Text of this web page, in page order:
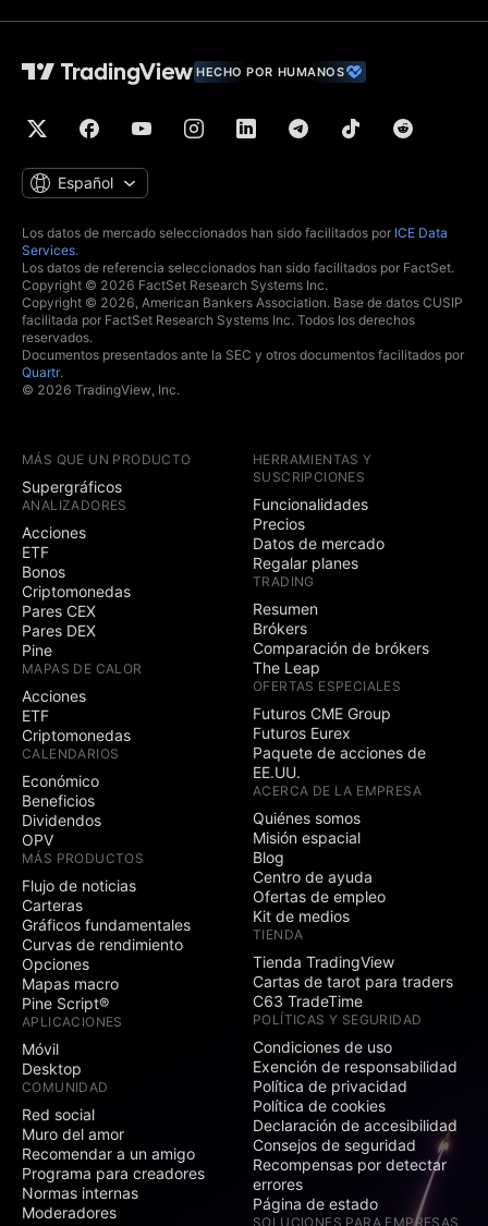
HECHO POR HUMANOS
Español
Los datos de mercado seleccionados han sido facilitados por ICE Data
Services.
Los datos de referencia seleccionados han sido facilitados por FactSet.
Copyright © 2026 FactSet Research Systems Inc.
Copyright © 2026, American Bankers Association. Base de datos CUSIP
facilitada por FactSet Research Systems Inc. Todos los derechos
reservados.
Documentos presentados ante la SEC y otros documentos facilitados por
Quartr.
© 2026 TradingView, Inc.
MÁS QUE UN PRODUCTO
Supergráficos
ANALIZADORES
Acciones
ETF
Bonos
Criptomonedas
Pares CEX
Pares DEX
Pine
MAPAS DE CALOR
Acciones
ETF
Criptomonedas
CALENDARIOS
Económico
Beneficios
Dividendos
OPV
MÁS PRODUCTOS
Flujo de noticias
Carteras
Gráficos fundamentales
Curvas de rendimiento
Opciones
Mapas macro
Pine Script®
APLICACIONES
Móvil
Desktop
COMUNIDAD
Red social
Muro del amor
Recomendar a un amigo
Programa para creadores
Normas internas
Moderadores
HERRAMIENTAS Y
SUSCRIPCIONES
Funcionalidades
Precios
Datos de mercado
Regalar planes
TRADING
Resumen
Brókers
Comparación de brókers
The Leap
OFERTAS ESPECIALES
Futuros CME Group
Futuros Eurex
Paquete de acciones de
EE.UU.
ACERCA DE LA EMPRESA
Quiénes somos
Misión espacial
Blog
Centro de ayuda
Ofertas de empleo
Kit de medios
TIENDA
Tienda TradingView
Cartas de tarot para traders
C63 TradeTime
POLÍTICAS Y SEGURIDAD
Condiciones de uso
Exención de responsabilidad
Política de privacidad
Política de cookies
Declaración de accesibilidad
Consejos de seguridad
Recompensas por detectar
errores
Página de estado
SOLUCIONES PARA EMPRESAS